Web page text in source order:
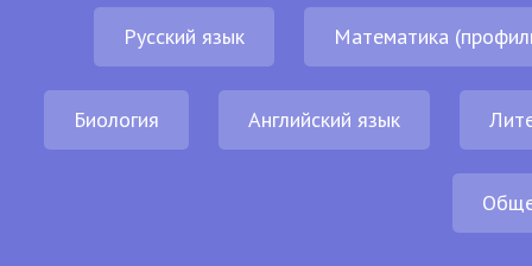
Русский язык Математика
Биология Английский язык